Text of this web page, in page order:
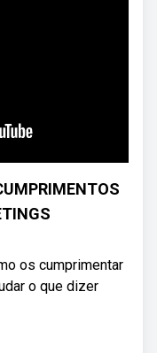
os cumprimentar
o que dizer